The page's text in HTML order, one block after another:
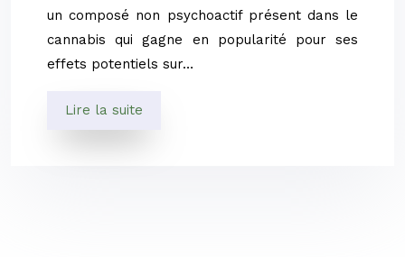
un composé non psychoactif présent dans le
cannabis qui gagne en popularité pour ses
effets potentiels sur…
Lire la suite